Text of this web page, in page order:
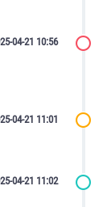
04-21 10:56
04-21 11:01
04-21 11:02